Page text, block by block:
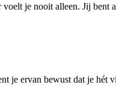
je nooit alleen. Jij
je ervan bewust dat je